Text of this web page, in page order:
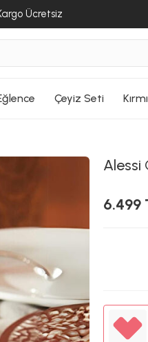
Ücretsiz
Çeyiz Seti
Alessi
6.499